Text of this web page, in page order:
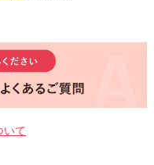
いて